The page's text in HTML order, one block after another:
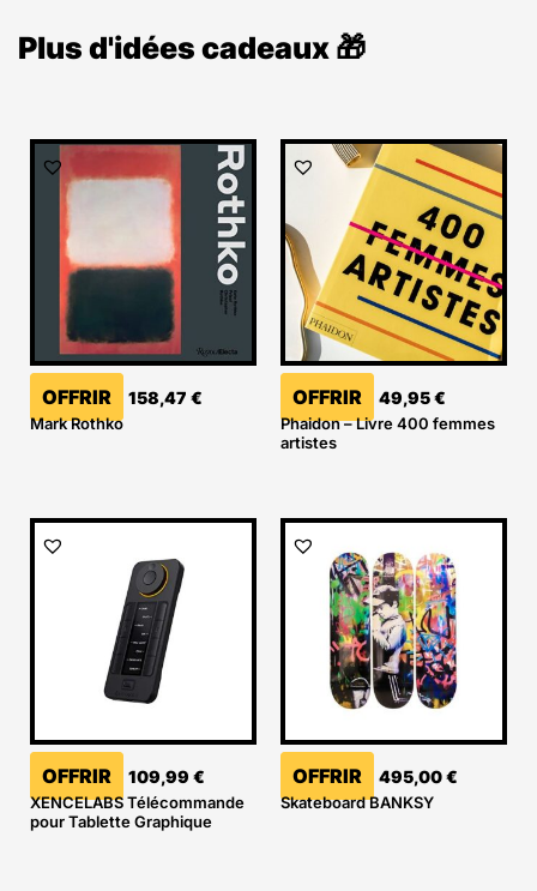
Plus d'idées cadeaux 🎁
OFFRIR 158,47 €
Mark Rothko
OFFRIR 49,95€
Phaidon – Livre 400 femmes
artistes
OFFRIR 109,99 €
XENCELABS Télécommande
pour Tablette Graphique
OFFRIR 495,00€
Skateboard BANKSY